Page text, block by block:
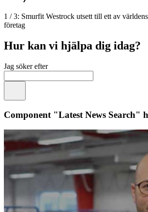
1 /3: Smurfit Westrock utsett till ett av
företag
Hur kan vi hjälpa dig idag?
Jag söker efter
Component "Latest News Search"